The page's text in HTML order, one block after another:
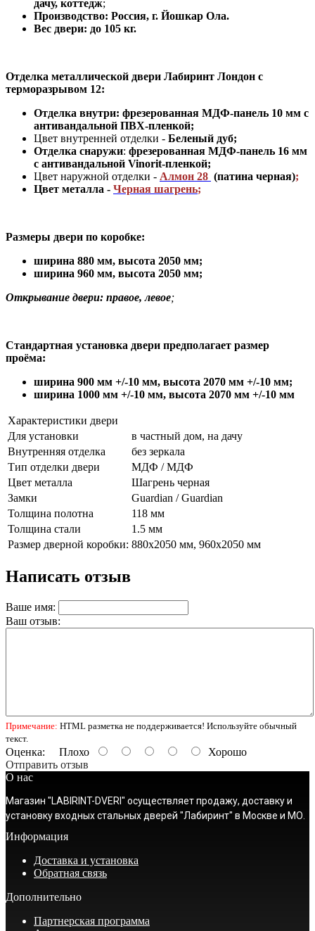
дачу, коттедж;
Производство: Россия, г. Йошкар Ола.
Вес двери: до 105 кг.
Отделка металлической двери Лабиринт Лондон с
терморазрывом 12:
Отделка внутри: фрезерованная МДФ-панель 10 мм с
антивандальной ПВХ-пленкой;
Цвет внутренней отделки - Беленый дуб;
Отделка снаружи: фрезерованная МДФ-панель 16 мм
с антивандальной Vinorit-пленкой;
Цвет наружной отделки - Алмон 28 (патина черная);
Цвет металла - Черная шагрень;
Размеры двери по коробке:
ширина 880 мм, высота 2050 мм;
ширина 960 мм, высота 2050 мм;
Открывание двери: правое, левое;
Стандартная установка двери предполагает размер
проёма:
ширина 900 мм +/-10 мм, высота 2070 мм +/-10 мм;
ширина 1000 мм +/-10 мм, высота 2070 мм +/-10 мм
Характеристики двери
Для установки
в частный дом, на дачу
Внутренняя отделка
без зеркала
Тип отделки двери
МДФ / МДФ
Цвет металла
Шагрень черная
Замки
Guardian / Guardian
Толщина полотна
118 мм
Толщина стали
1.5 мм
Размер дверной коробки: 880х2050 мм, 960х2050 мм
Написать отзыв
Ваше имя:
Ваш отзыв:
Примечание: HTML разметка не поддерживается! Используйте обычный
текст.
Оценка: Плохо
Хорошо
Отправить отзыв
О нас
Магазин "LABIRINT-DVERI" осуществляет продажу, доставку и
установку входных стальных дверей "Лабиринт" в Москве и МО.
Информация
Доставка и установка
Обратная связь
Дополнительно
Партнерская программа